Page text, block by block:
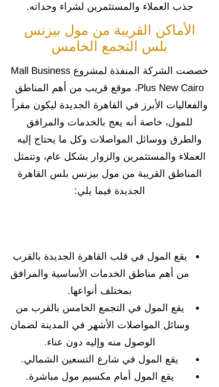
جذب العملاء والمستثمرين لشراء وحداته.
الأماكن القريبة من مول بيزنس
بلس التجمع الخامس
خصصت الشركة المنفذة لمشروع Mall Business
Plus New Cairo، موقع قريب من أهم المناطق
والفعاليات الأبرز في القاهرة الجديدة ليكون مقراً
للمول، خاصة أنه يعج بالخدمات والمرافق
والطرق ووسائل المواصلات وكل ما يحتاج إليه
العملاء والمستثمرين والزوار بشكل عام، وتتمثل
المناطق القريبة من مول بيزنس بلس القاهرة
الجديدة فيما يلي:
يقع المول في قلب القاهرة الجديدة بالقرب
من أهم مناطق الخدمات الأساسية والمرافق
بمختلف أنواعها.
يقع المول في التجمع الخامس بالقرب من
وسائل المواصلات الأشهر في المدينة لضمان
الوصول منه وإليه دون عناء.
يقع المول في شارع التسعين الشمالي.
يقع المول أمام مكسيم مول مباشرة.